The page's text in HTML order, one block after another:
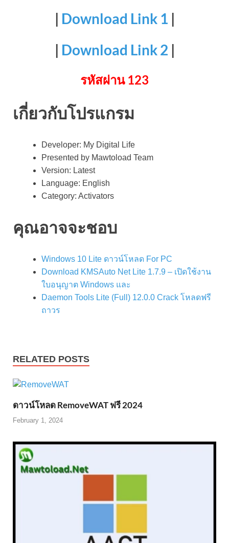
| Download Link 1 |
| Download Link 2 |
รหัสผ่าน 123
เกี่ยวกับโปรแกรม
Developer: My Digital Life
Presented by Mawtoload Team
Version: Latest
Language: English
Category: Activators
คุณอาจจะชอบ
Windows 10 Lite ดาวน์โหลด For PC
Download KMSAuto Net Lite 1.7.9 – เปิดใช้งาน
ใบอนุญาต Windows และ
Daemon Tools Lite (Full) 12.0.0 Crack โหลดฟรี
ถาวร
RELATED POSTS
ดาวน์โหลด RemoveWAT ฟรี 2024
February 1, 2024